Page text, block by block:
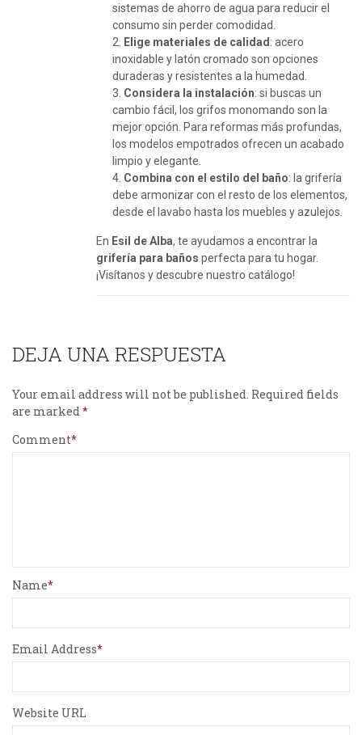
sistemas de ahorro de agua para reducir el
consumo sin perder comodidad.
Elige materiales de calidad : acero
inoxidable y latón cromado son opciones
duraderas y resistentes a la humedad.
Considera la instalación: si buscas un
cambio fácil, los grifos monomando son la
mejor opción. Para reformas más profundas,
los modelos empotrados ofrecen un acabado
limpio y elegante.
Combina con el estilo del baño: la grifería
debe armonizar con el resto de los elementos,
desde el lavabo hasta los muebles y azulejos.
En Esil de Alba, te ayudamos a encontrar la
grifería para baños perfecta para tu hogar.
¡Visítanos y descubre nuestro catálogo!
DEJA UNA RESPUESTA
Your email address will not be published. Required fields
are marked
Comment
Name
Email Address
Website URL